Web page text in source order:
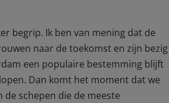
begrip. Ik ben van mening dat de
naar de toekomst en zijn bezig
een populaire bestemming blijft
Dan komt het moment dat we
de schepen die de meeste